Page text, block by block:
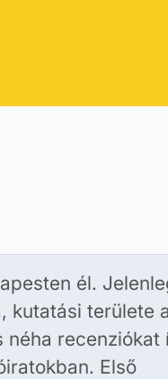
él.
kutatási területe
néha recenziókat
Első